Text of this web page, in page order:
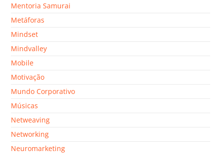
Mentoria Samurai
Metáforas
Mindset
Mindvalley
Mobile
Motivação
Mundo Corporativo
Músicas
Netweaving
Networking
Neuromarketing